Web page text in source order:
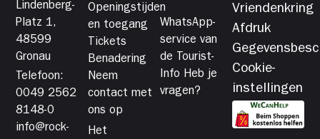
Lindenberg-
Platz 1,
48599
Gronau
Telefoon:
0049 2562
8148-0
info@rock-
Openingstijden
en toegang
Tickets
Benadering
Neem
contact met
ons op
Het
WhatsApp-
service van
de Tourist-
Info Heb je
vragen?
Vriendenkring
Afdruk
Cookie-
instellingen